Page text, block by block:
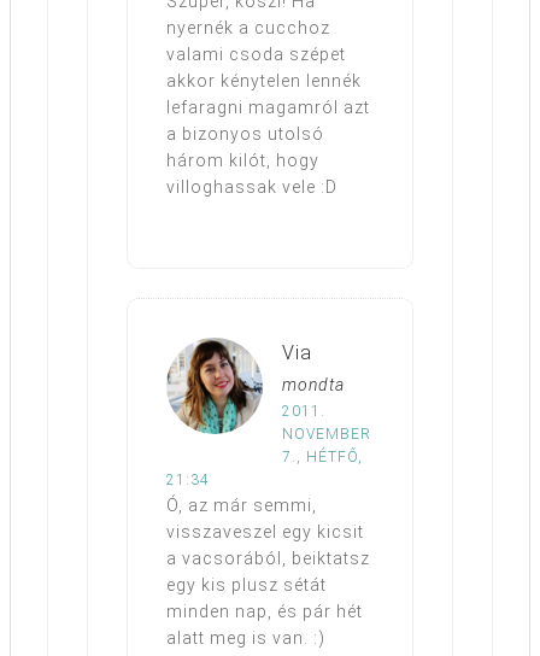
nyernék a cucchoz
valami csoda szépet
akkor kénytelen lennék
lefaragni magamról azt
a bizonyos utolsó
három kilót, hogy
villoghassak vele :D
Via
mondta
2011.
NOVEMBER
7., HÉTFŐ,
21:34
Ó, az már semmi,
visszaveszel egy kicsit
a vacsorából, beiktatsz
egy kis plusz sétát
minden nap, és pár hét
alatt meg is van. :)